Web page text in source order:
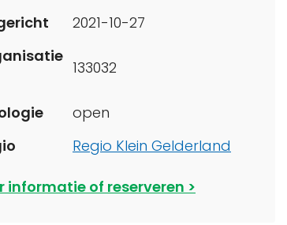
2021-10-27
133032
open
Regio Klein Gelderland
informatie of reserveren